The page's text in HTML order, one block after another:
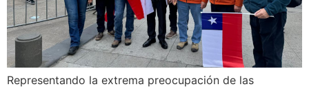
Representando la extrema preocupación de las